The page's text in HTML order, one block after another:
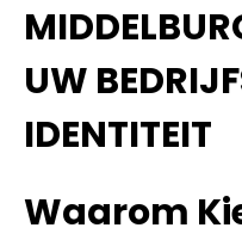
UW
IDENTITEIT
Waarom